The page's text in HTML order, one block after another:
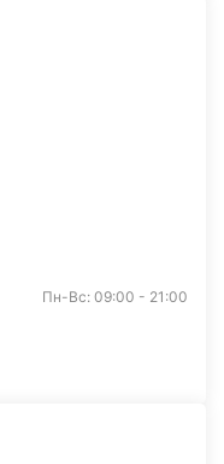
Пн-Вс: 09:00 - 21:00